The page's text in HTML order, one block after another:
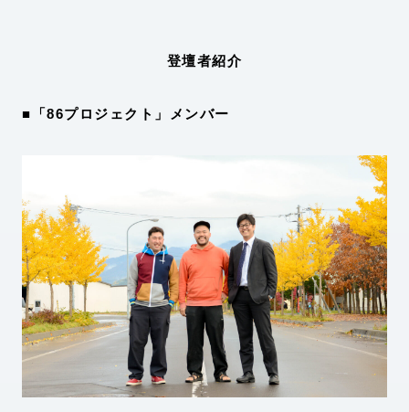
登壇者紹介
■「86プロジェクト」メンバー